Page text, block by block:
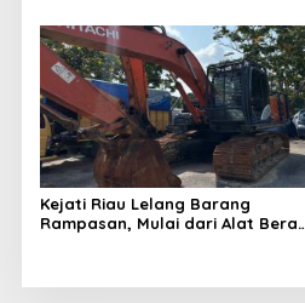
Kejati Riau Lelang Barang
Rampasan, Mulai dari Alat Berat